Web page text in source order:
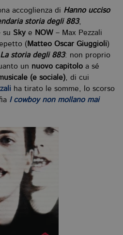
accoglienza di Hanno ucciso
storia degli 883,
su Sky e NOW – Max Pezzali
( Matteo Oscar Giuggioli)
storia degli 883: non proprio
un nuovo capitolo a sé
(e sociale), di cui
ha tirato le somme, lo scorso
I cowboy non mollano mai